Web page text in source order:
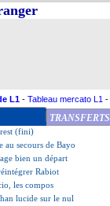
L1 - Tableau mercato L1 -
TRANSFERTS
vers l'Inter
Chelsea...
(fini)
(fini)
au secours de Bayo
bien un départ
Rabiot
les compos
lucide sur le nul